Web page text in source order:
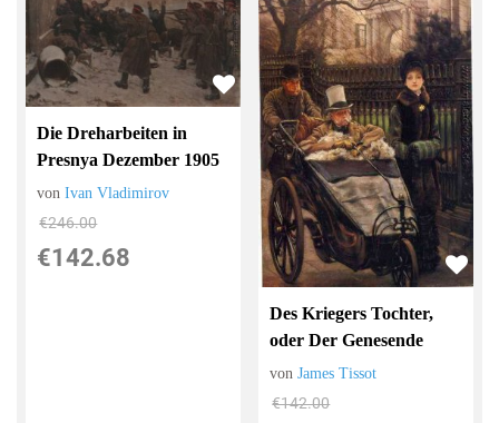
Die Dreharbeiten in
Presnya Dezember 1905
vonIvan Vladimirov
€246.00
€142.68
Des Kriegers Tochter,
oder Der Genesende
vonJames Tissot
€142.00